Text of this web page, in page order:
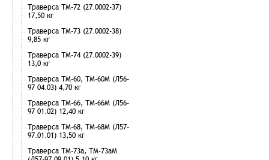
Траверса ТМ-72 (27.0002-37)
17,50 кг
Траверса ТМ-73 (27.0002-38)
9,85 кг
Траверса ТМ-74 (27.0002-39)
13,0 кг
Траверса ТМ-60, ТМ-60М (Л56-
97 04.03) 4,70 кг
Траверса ТМ-66, ТМ-66М (Л56-
97 01.02) 12,40 кг
Траверса ТМ-68, ТМ-68М (Л57-
97.01.01) 13,50 кг
Траверса ТМ-73а, ТМ-73аМ